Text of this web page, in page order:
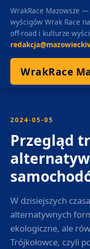
WrakRace Mazowsze
wyścigów Wrak Race
off-road i kulturze
WrakRace
2024-05-05
Przegląd
W dzisiejszych
alternatywnych
ekologiczne, ale
Trójkołowce, czyli